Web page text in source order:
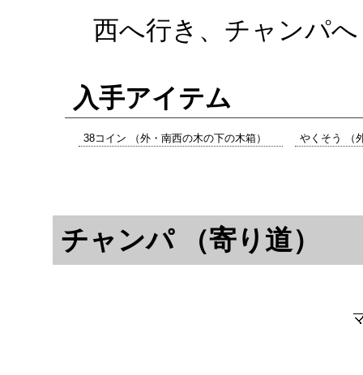
西へ行き、チャンパへ
入手アイテム
38コイン （外・南西の木の下の木箱） やくそう （
チャンパ （寄り道）